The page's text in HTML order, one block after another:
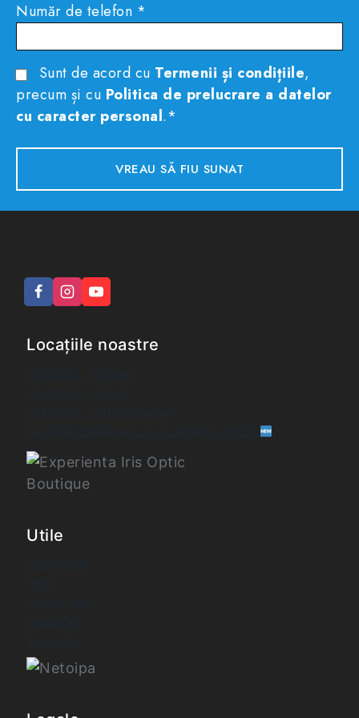
Număr de telefon *
Sunt de acord cu Termenii și condițiile,
precum și cu Politica de prelucrare a datelor
cu caracter personal.*
Locațiile noastre
Utile